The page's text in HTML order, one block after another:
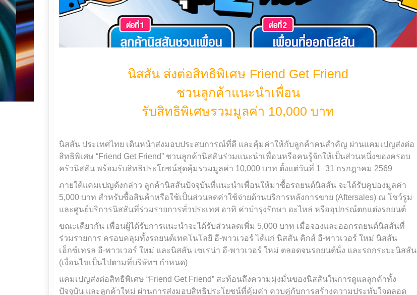
นิสสัน ส่งต่อสิทธิพิเศษ Friend Get Friend
ชวนลูกค้าแนะนำเพื่อน
รับสิทธิพิเศษรวมมูลค่า 10,000 บาท
นิสสัน ประเทศไทย เดินหน้าส่งมอบประสบการณ์ที่ดี และคุ้มค่าให้กับลูกค้าคนสำคัญ ผ่านแคมเปญส่งต่อ
สิทธิพิเศษ “Friend Get Friend” ชวนลูกค้านิสสันร่วมแนะนำเพื่อนหรือคนรู้จักให้เป็นส่วนหนึ่งของครอบ
ครัวนิสสัน พร้อมรับสิทธิประโยชน์สุดคุ้มรวมมูลค่า 10,000 บาท ตั้งแต่วันที่ 1–31 กรกฎาคม 2569
ภายใต้แคมเปญดังกล่าว ลูกค้านิสสันปัจจุบันที่แนะนำเพื่อนให้มาซื้อรถยนต์นิสสัน จะได้รับคูปองมูลค่า
5,000 บาท สำหรับซื้อสินค้าหรือใช้เป็นส่วนลดค่าใช้จ่ายด้านบริการหลังการขาย (Aftersales) ณ โชว์รูม
และศูนย์บริการนิสสันที่ร่วมรายการทั่วประเทศ อาทิ ค่าบำรุงรักษา อะไหล่ หรืออุปกรณ์ตกแต่งรถยนต์
ขณะเดียวกัน เพื่อนผู้ได้รับการแนะนำจะได้รับส่วนลดเพิ่ม 5,000 บาท เมื่อจองและออกรถยนต์นิสสันที่
ร่วมรายการ ครอบคลุมทั้งรถยนต์เทคโนโลยี อี-พาวเวอร์ ได้แก่ นิสสัน คิกส์ อี-พาวเวอร์ ใหม่ นิสสัน
เอ็กซ์เทรล อี-พาวเวอร์ ใหม่ และนิสสัน เซเรน่า อี-พาวเวอร์ ใหม่ ตลอดจนรถยนต์นั่ง และรถกระบะนิสสัน
(เงื่อนไขเป็นไปตามที่บริษัทฯ กำหนด)
แคมเปญส่งต่อสิทธิพิเศษ “Friend Get Friend” สะท้อนถึงความมุ่งมั่นของนิสสันในการดูแลลูกค้าทั้ง
ปัจจุบัน และลูกค้าใหม่ ผ่านการส่งมอบสิทธิประโยชน์ที่คุ้มค่า ควบคู่กับการสร้างความประทับใจตลอด